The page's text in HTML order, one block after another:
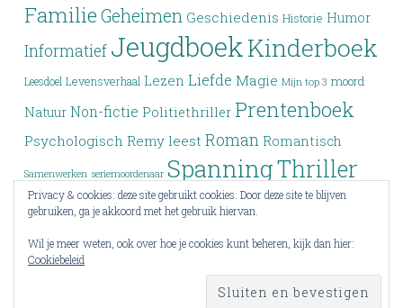
Familie Geheimen Geschiedenis Historie Humor
Informatief JeugdboekKinderboek
Leesdoel Levensverhaal Lezen Liefde Magie Mijn top 3 moord
Natuur Non-fictie Politiethriller Prentenboek
Psychologisch Remy leest Roman Romantisch
Samenwerken seriemoordenaar SpanningThriller
Tieners Top 3 Top drie Verdwijning Verleden Verlies
Voorlezen Vriendschap Wraak Wrap-up YA
Young Adult
Privacy & cookies: deze site gebruikt cookies. Door deze site te blijven
gebruiken, ga je akkoord met het gebruik hiervan.
Wil je meer weten, ook over hoe je cookies kunt beheren, kijk dan hier:
Cookiebeleid